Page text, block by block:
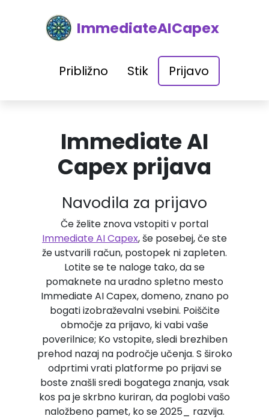
ImmediateAICapex
Približno Stik Prijavo
Immediate AI
Capex prijava
Navodila za prijavo
Če želite znova vstopiti v portal
Immediate AI Capex, še posebej, če ste
že ustvarili račun, postopek ni zapleten.
Lotite se te naloge tako, da se
pomaknete na uradno spletno mesto
Immediate AI Capex, domeno, znano po
bogati izobraževalni vsebini. Poiščite
območje za prijavo, ki vabi vaše
poverilnice; Ko vstopite, sledi brezhiben
prehod nazaj na področje učenja. S široko
odprtimi vrati platforme po prijavi se
boste znašli sredi bogatega znanja, vsak
kos pa je skrbno kuriran, da poglobi vašo
naložbeno pamet, ko se 2025_ razvija.